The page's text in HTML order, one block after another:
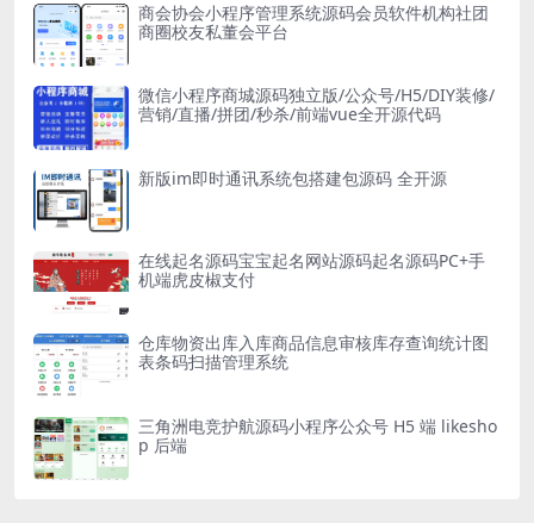
商会协会小程序管理系统源码会员软件机构社团
商圈校友私董会平台
微信小程序商城源码独立版/公众号/H5/DIY装修/
营销/直播/拼团/秒杀/前端vue全开源代码
新版im即时通讯系统包搭建包源码 全开源
在线起名源码宝宝起名网站源码起名源码PC+手
机端虎皮椒支付
仓库物资出库入库商品信息审核库存查询统计图
表条码扫描管理系统
三角洲电竞护航源码小程序公众号 H5 端 likesho
p 后端